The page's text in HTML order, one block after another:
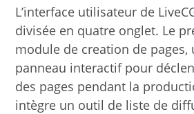
L’interface utilisateur de
divisée en quatre onglet. Le
module de creation de pages,
panneau interactif pour
des pages pendant la
intègre un outil de liste de